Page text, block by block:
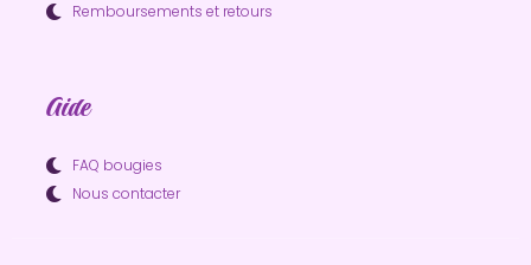
Remboursements et retours
Aide
FAQ bougies
Nous contacter